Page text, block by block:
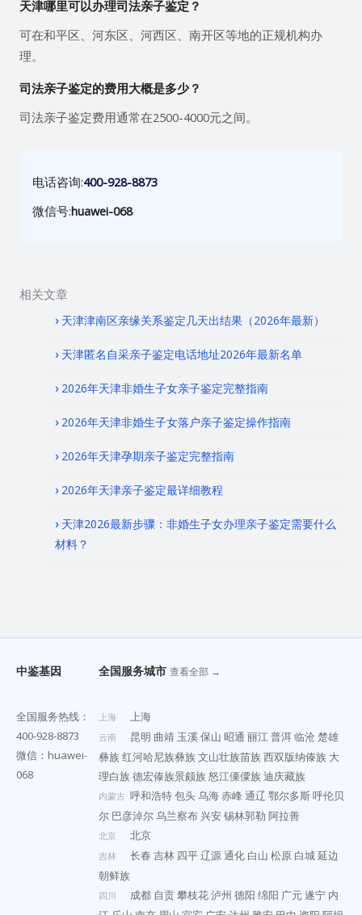
天津哪里可以办理司法亲子鉴定？
可在和平区、河东区、河西区、南开区等地的正规机构办
理。
司法亲子鉴定的费用大概是多少？
司法亲子鉴定费用通常在2500-4000元之间。
电话咨询:400-928-8873
微信号:huawei-068
相关文章
天津津南区亲缘关系鉴定几天出结果（2026年最新）
天津匿名自采亲子鉴定电话地址2026年最新名单
2026年天津非婚生子女亲子鉴定完整指南
2026年天津非婚生子女落户亲子鉴定操作指南
2026年天津孕期亲子鉴定完整指南
2026年天津亲子鉴定最详细教程
天津2026最新步骤：非婚生子女办理亲子鉴定需要什么
材料？
中鉴基因
全国服务热线：
400-928-8873
微信：huawei-
068
全国服务城市 查看全部 →
上海 上海
云南 昆明 曲靖 玉溪保山 昭通 丽江普洱临沧楚雄
彝族红河哈尼族彝族文山壮族苗族西双版纳傣族 大
理白族德宏傣族景颇族怒江傈僳族迪庆藏族
内蒙古 呼和浩特包头乌海赤峰通辽 鄂尔多斯呼伦贝
尔 巴彦淖尔乌兰察布 兴安锡林郭勒 阿拉善
北京 北京
吉林 长春 吉林 四平辽源通化 白山 松原 白城延边
朝鲜族
四川 成都 自贡攀枝花泸州 德阳 绵阳 广元遂宁 内